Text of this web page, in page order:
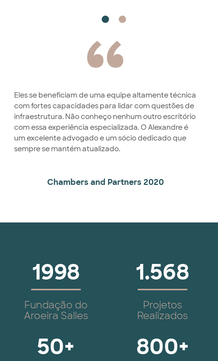
Eles se beneficiam de uma equipe altamente técnica
com fortes capacidades para lidar com questões de
infraestrutura. Não conheço nenhum outro escritório
com essa experiência especializada. O Alexandre é
um excelente advogado e um sócio dedicado que
sempre se mantém atualizado.
Chambers and Partners 2020
1998
Fundação do
Aroeira Salles
1.568
Projetos
Realizados
50+ 800+